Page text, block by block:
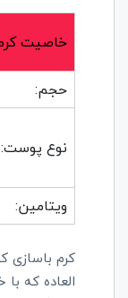
خاصیت
حجم:
نوع پوست:
ویتامین:
کرم باسازی
العاده که